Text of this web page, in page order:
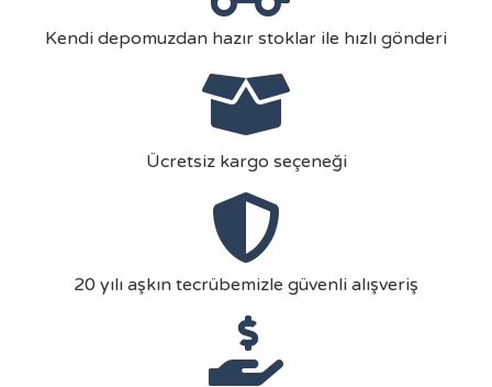
Kendi depomuzdan hazır stoklar ile hızlı gönderi
Ücretsiz kargo seçeneği
20 yılı aşkın tecrübemizle güvenli alışveriş